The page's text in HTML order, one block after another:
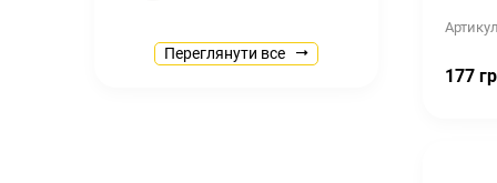
177
Переглянути все